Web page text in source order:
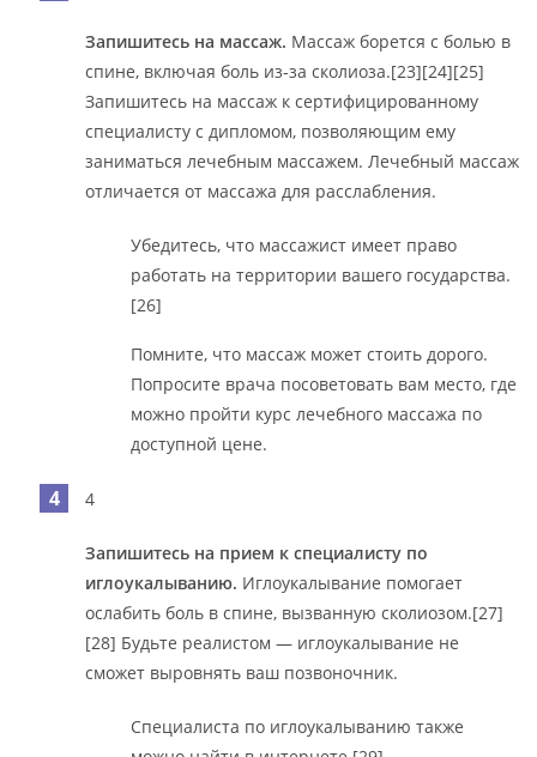
Запишитесь на массаж. Массаж борется с болью в
спине, включая боль из-за сколиоза.[23][24][25]
Запишитесь на массаж к сертифицированному
специалисту с дипломом, позволяющим ему
заниматься лечебным массажем. Лечебный массаж
отличается от массажа для расслабления.
Убедитесь, что массажист имеет право
работать на территории вашего государства.
[26]
Помните, что массаж может стоить дорого.
Попросите врача посоветовать вам место, где
можно пройти курс лечебного массажа по
доступной цене.
4
Запишитесь на прием к специалисту по
иглоукалыванию. Иглоукалывание помогает
ослабить боль в спине, вызванную сколиозом.[27]
[28] Будьте реалистом — иглоукалывание не
сможет выровнять ваш позвоночник.
Специалиста по иглоукалыванию также